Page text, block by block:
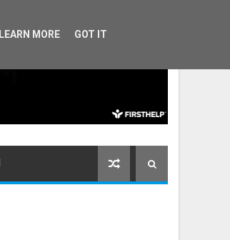
LEARN MORE GOT IT